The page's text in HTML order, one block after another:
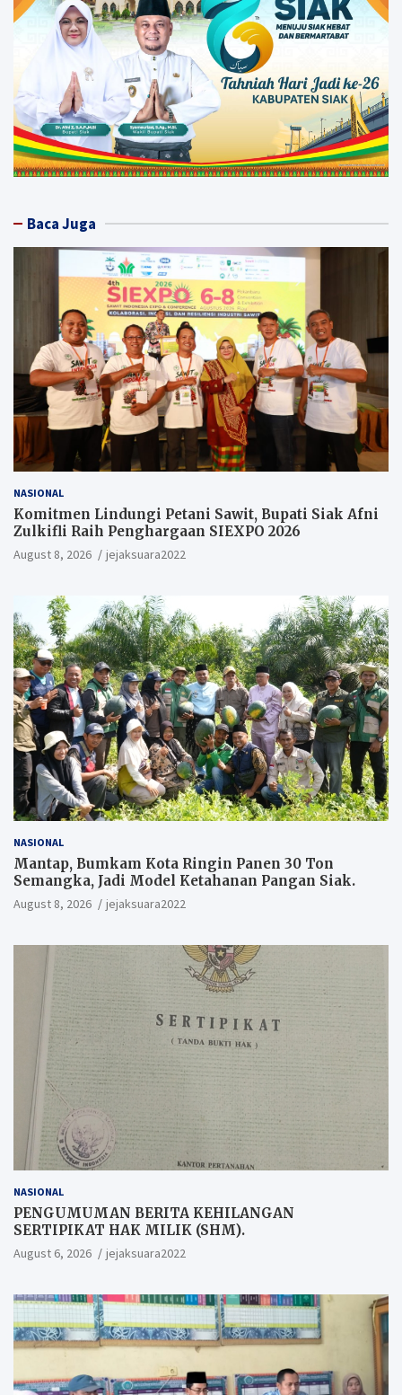
Baca Juga
NASIONAL
Komitmen Lindungi Petani Sawit, Bupati Siak Afni
Zulkifli Raih Penghargaan SIEXPO 2026
August 8, 2026 jejaksuara2022
NASIONAL
Mantap, Bumkam Kota Ringin Panen 30 Ton
Semangka, Jadi Model Ketahanan Pangan Siak.
August 8, 2026 jejaksuara2022
NASIONAL
PENGUMUMAN BERITA KEHILANGAN
SERTIPIKAT HAK MILIK (SHM).
August 6, 2026 jejaksuara2022